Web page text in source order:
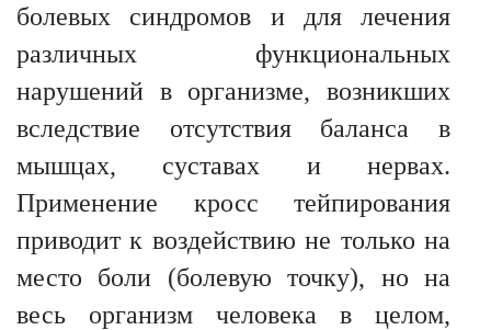
болевых синдромов и для лечения
различных функциональных
нарушений в организме, возникших
вследствие отсутствия баланса в
мышцах, суставах и нервах.
Применение кросс тейпирования
приводит к воздействию не только на
место боли (болевую точку), но на
весь организм человека в целом,